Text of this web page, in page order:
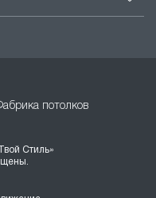
потолков
Стиль»